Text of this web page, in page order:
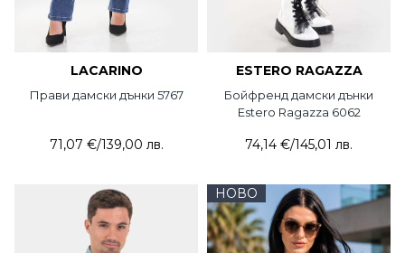
LACARINO
Прави дамски дънки 5767
71,07 €/139,00 лв.
ESTERO RAGAZZA
Бойфренд дамски дънки
Estero Ragazza 6062
74,14 €/145,01 лв.
НОВО